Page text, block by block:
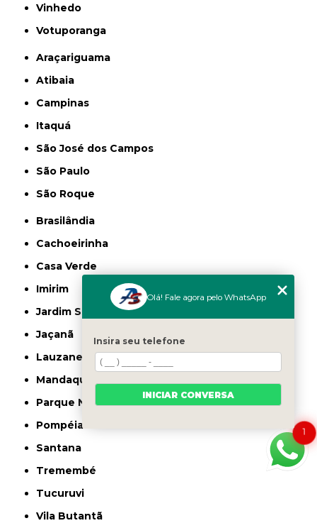
Vinhedo
Votuporanga
Araçariguama
Atibaia
Campinas
Itaquá
São José dos Campos
São Paulo
São Roque
Brasilândia
Cachoeirinha
Casa Verde
Imirim
Jardim São Paulo
Jaçanã
Lauzane Paulista
Mandaqui
Parque Novo Mundo
Pompéia
Santana
Tremembé
Tucuruvi
Vila Butantã
1
Olá! Fale agora pelo WhatsApp
Insira seu telefone
INICIAR CONVERSA